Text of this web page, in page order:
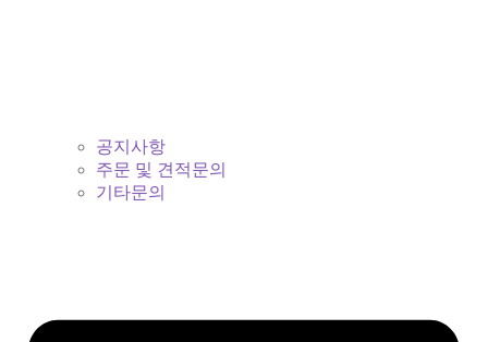
공지사항
주문 및 견적문의
기타문의